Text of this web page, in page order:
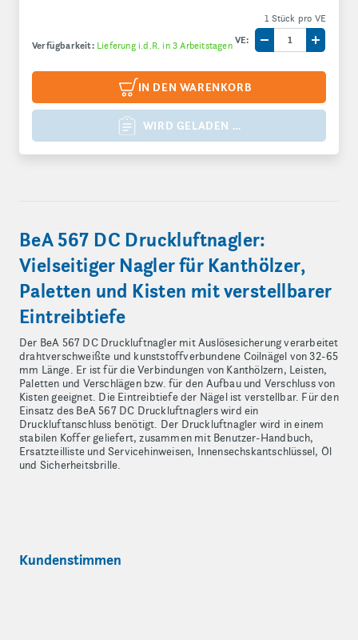
Verfügbarkeit: Lieferung i.d.R. in 3 Arbeitstagen
1 Stück pro VE
VE:
Menge um eine
Menge
IN DEN WARENKORB
WIRD GELADEN …
BeA 567 DC Druckluftnagler:
Vielseitiger Nagler für Kanthölzer,
Paletten und Kisten mit verstellbarer
Eintreibtiefe
Der BeA 567 DC Druckluftnagler mit Auslösesicherung verarbeitet
drahtverschweißte und kunststoffverbundene Coilnägel von 32-65
mm Länge. Er ist für die Verbindungen von Kanthölzern, Leisten,
Paletten und Verschlägen bzw. für den Aufbau und Verschluss von
Kisten geeignet. Die Eintreibtiefe der Nägel ist verstellbar. Für den
Einsatz des BeA 567 DC Druckluftnaglers wird ein
Druckluftanschluss benötigt. Der Druckluftnagler wird in einem
stabilen Koffer geliefert, zusammen mit Benutzer-Handbuch,
Ersatzteilliste und Servicehinweisen, Innensechskantschlüssel, Öl
und Sicherheitsbrille.
Kundenstimmen